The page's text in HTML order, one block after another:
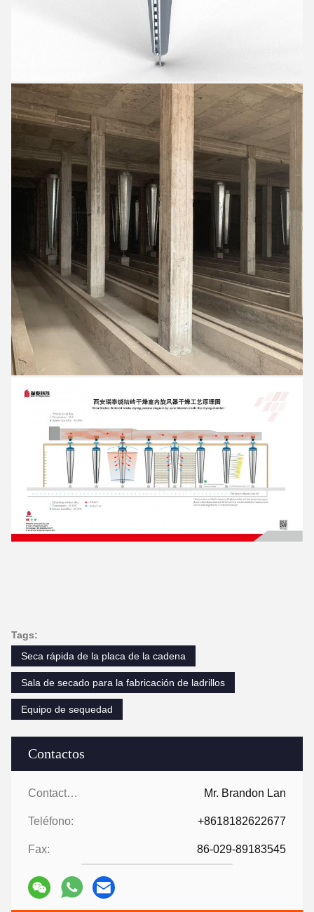
Contactos
Contactos: Mr. Brandon Lan
Teléfono: +8618182622677
Fax: 86-029-89183545
Tags:
Seca rápida de la placa de la cadena
Sala de secado para la fabricación de ladrillos
Equipo de sequedad